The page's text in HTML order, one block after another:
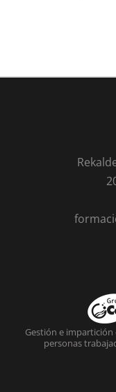
Gestión e impartición
personas